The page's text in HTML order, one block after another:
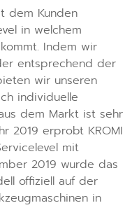
dem Kunden
in welchem
Indem wir
entsprechend der
wir unseren
individuelle
dem Markt ist sehr
2019 erprobt KROMI
mit
2019 wurde das
offiziell auf der
in